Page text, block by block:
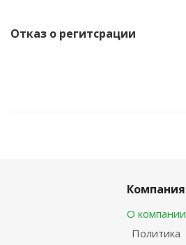
Отказ о регитсрации
Компания
О компании
Политика